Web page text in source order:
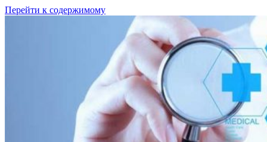
Перейти к содержимому